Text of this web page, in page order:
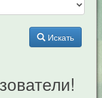
Искать